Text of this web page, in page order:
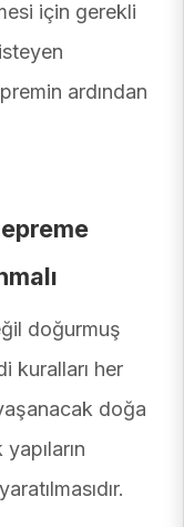
için gerekli
ardından
doğurmuş
kuralları her
doğa